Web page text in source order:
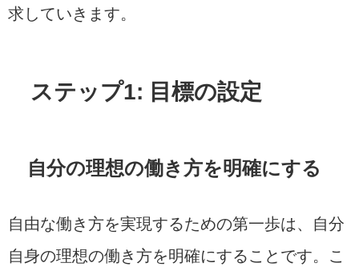
求していきます。
ステップ1: 目標の設定
自分の理想の働き方を明確にする
自由な働き方を実現するための第一歩は、自分
自身の理想の働き方を明確にすることです。こ